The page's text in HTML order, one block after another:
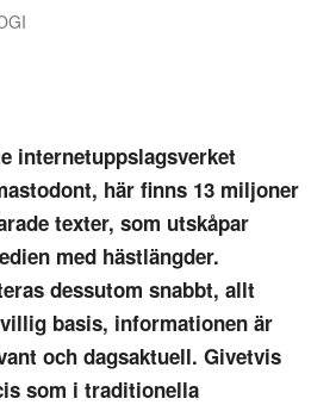
internetuppslagsverket
här finns 13 miljoner
texter, som utskåpar
med hästlängder.
dessutom snabbt, allt
basis, informationen är
och dagsaktuell. Givetvis
som i traditionella